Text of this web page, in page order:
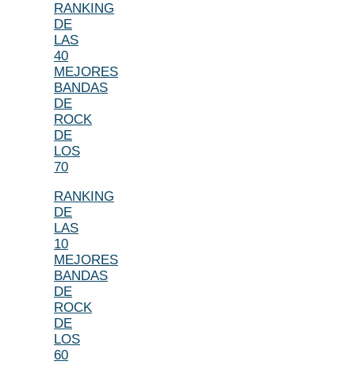
RANKING
DE
LAS
40
MEJORES
BANDAS
DE
ROCK
DE
LOS
70
RANKING
DE
LAS
10
MEJORES
BANDAS
DE
ROCK
DE
LOS
60